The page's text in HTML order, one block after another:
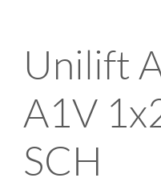
Unilift
A1V
SCH